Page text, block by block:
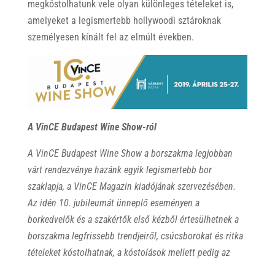
megkóstolhatunk vele olyan különleges tételeket is,
amelyeket a legismertebb hollywoodi sztároknak
személyesen kínált fel az elmúlt években.
A VinCE Budapest Wine Show-ról
A VinCE Budapest Wine Show a borszakma legjobban
várt rendezvénye hazánk egyik legismertebb bor
szaklapja, a VinCE Magazin kiadójának szervezésében.
Az idén 10. jubileumát ünneplő eseményen a
borkedvelők és a szakértők első kézből értesülhetnek a
borszakma legfrissebb trendjeiről, csúcsborokat és ritka
tételeket kóstolhatnak, a kóstolások mellett pedig az